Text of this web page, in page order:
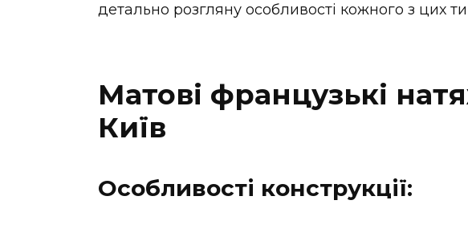
детально розгляну особливості кожного з цих
Матові французькі
Київ
Особливості конструкції: